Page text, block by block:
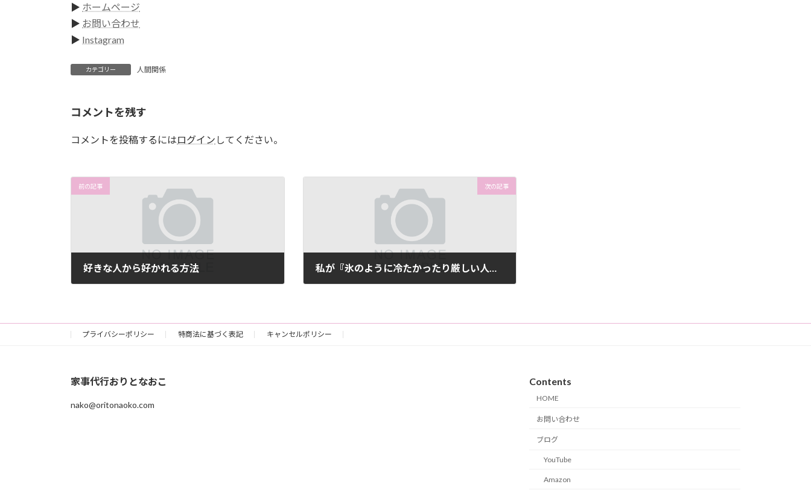
▶ ホームページ
▶ お問い合わせ
▶ Instagram
カテゴリー 人間関係
コメントを残す
コメントを投稿するにはログイン してください。
前の記事
好きな人から好かれる方法
次の記事
私が『氷のように冷たかったり厳しい人が好き』なわけ
プライバシーポリシー 特商法に基づく表記 キャンセルポリシー
家事代行おりとなおこ
nako@oritonaoko.com
Contents
HOME
お問い合わせ
ブログ
YouTube
Amazon